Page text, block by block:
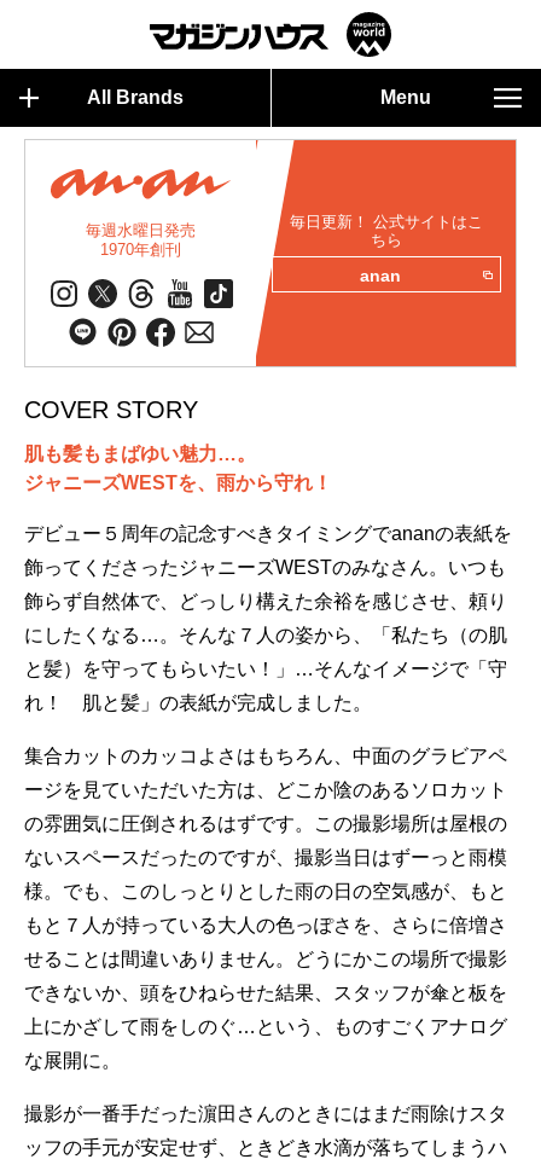
All Brands Menu
毎週水曜日発売
1970年創刊
毎日更新！ 公式サイトはこ
ちら
anan
COVER STORY
肌も髪もまばゆい魅力…。
ジャニーズWESTを、雨から守れ！
デビュー５周年の記念すべきタイミングでananの表紙を
飾ってくださったジャニーズWESTのみなさん。いつも
飾らず自然体で、どっしり構えた余裕を感じさせ、頼り
にしたくなる…。そんな７人の姿から、「私たち（の肌
と髪）を守ってもらいたい！」…そんなイメージで「守
れ！ 肌と髪」の表紙が完成しました。
集合カットのカッコよさはもちろん、中面のグラビアペ
ージを見ていただいた方は、どこか陰のあるソロカット
の雰囲気に圧倒されるはずです。この撮影場所は屋根の
ないスペースだったのですが、撮影当日はずーっと雨模
様。でも、このしっとりとした雨の日の空気感が、もと
もと７人が持っている大人の色っぽさを、さらに倍増さ
せることは間違いありません。どうにかこの場所で撮影
できないか、頭をひねらせた結果、スタッフが傘と板を
上にかざして雨をしのぐ…という、ものすごくアナログ
な展開に。
撮影が一番手だった濵田さんのときにはまだ雨除けスタ
ッフの手元が安定せず、ときどき水滴が落ちてしまうハ